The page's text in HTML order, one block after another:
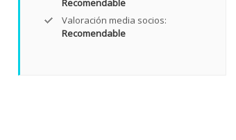
Recomendable
Valoración media socios:
Recomendable